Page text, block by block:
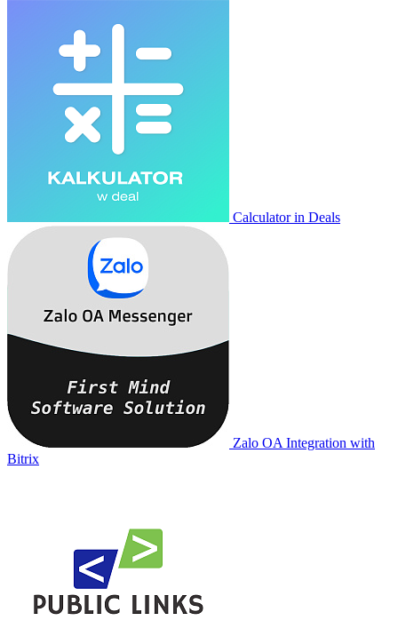
Calculator in Deals
Zalo OA Integration with
Bitrix